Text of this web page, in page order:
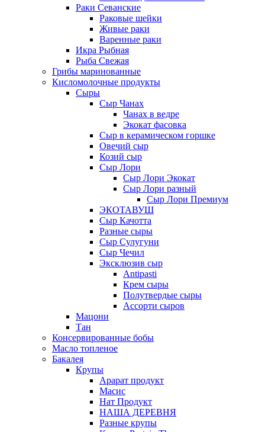
Раки Севанские
Раковые шейки
Живые раки
Варенные раки
Икра Рыбная
Рыба Свежая
Грибы маринованные
Кисломолочные продукты
Сыры
Сыр Чанах
Чанах в ведре
Экокат фасовка
Сыр в керамическом горшке
Овечий сыр
Козий сыр
Сыр Лори
Сыр Лори Экокат
Сыр Лори разный
Сыр Лори Премиум
ЭКОТАВУШ
Сыр Качотта
Разные сыры
Сыр Сулугуни
Сыр Чечил
Эксклюзив сыр
Antipasti
Крем сыры
Полутвердые сыры
Ассорти сыров
Мацони
Тан
Консервированные бобы
Масло топленое
Бакалея
Крупы
Арарат продукт
Масис
Нат Продукт
НАША ДЕРЕВНЯ
Разные крупы